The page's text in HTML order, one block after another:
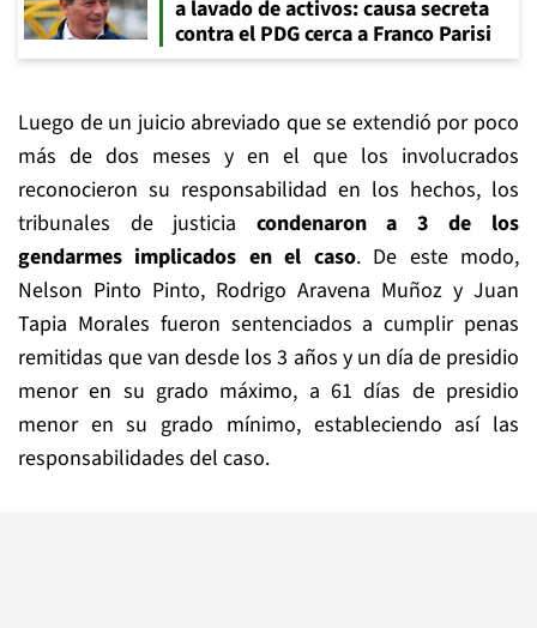
a lavado de activos: causa secreta
contra el PDG cerca a Franco Parisi
Luego de un juicio abreviado que se extendió por poco
más de dos meses y en el que los involucrados
reconocieron su responsabilidad en los hechos, los
tribunales de justicia condenaron a 3 de los
gendarmes implicados en el caso. De este modo,
Nelson Pinto Pinto, Rodrigo Aravena Muñoz y Juan
Tapia Morales fueron sentenciados a cumplir penas
remitidas que van desde los 3 años y un día de presidio
menor en su grado máximo, a 61 días de presidio
menor en su grado mínimo, estableciendo así las
responsabilidades del caso.